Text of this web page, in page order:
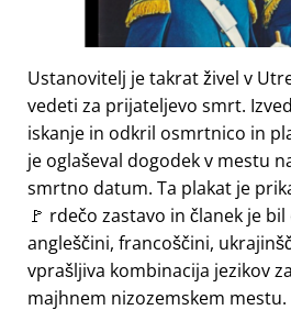
Ustanovitelj je takrat živel v
vedeti za prijateljevo smrt.
iskanje in odkril osmrtnico in
je oglaševal dogodek v mestu
smrtno datum. Ta plakat je
🚩 rdečo zastavo in članek je
angleščini, francoščini,
vprašljiva kombinacija jezikov
majhnem nizozemskem mestu.